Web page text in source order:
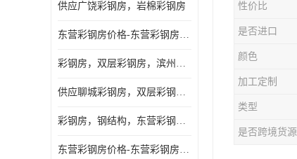
供应广饶彩钢房，岩棉彩钢房
东营彩钢房价格-东营彩钢房厂家-东营防火彩钢房
彩钢房，双层彩钢房，滨州彩钢房，雅致房，轻钢结构
供应聊城彩钢房，双层彩钢房，岩棉彩钢房，彩钢快装房
彩钢房，钢结构，东营彩钢房，双层彩钢房，施工围挡
东营彩钢房价格-东营彩钢房批发
性价比
是否进口
颜色
加工定制
类型
是否跨境货源